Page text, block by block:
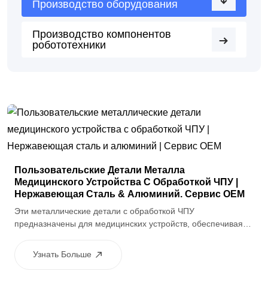
Производство оборудования
Производство компонентов
робототехники
Пользовательские Детали Металла
Медицинского Устройства С Обработкой ЧПУ |
Нержавеющая Сталь & Алюминий. Сервис OEM
Эти металлические детали с обработкой ЧПУ
предназначены для медицинских устройств, обеспечивая
производительность. Подходит для конструктивных
Узнать Больше